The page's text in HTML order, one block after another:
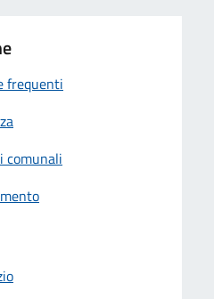
frequenti
comunali